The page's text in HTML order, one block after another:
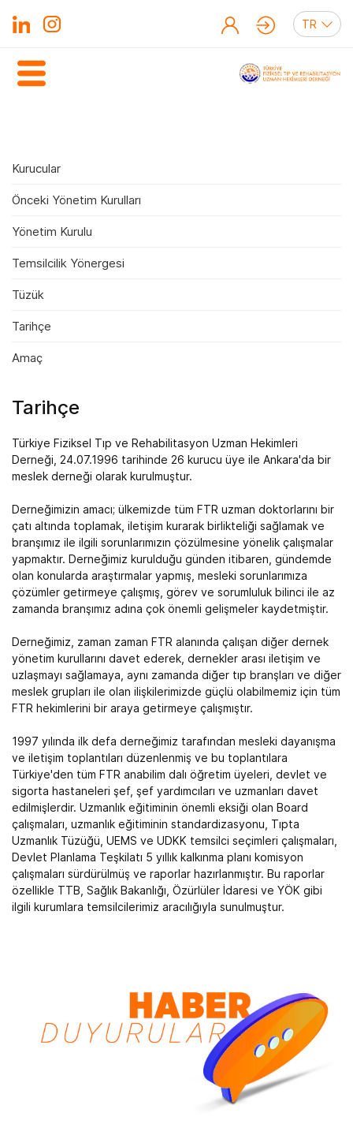
Kurucular
Önceki Yönetim Kurulları
Yönetim Kurulu
Temsilcilik Yönergesi
Tüzük
Tarihçe
Amaç
Tarihçe
Türkiye Fiziksel Tıp ve Rehabilitasyon Uzman Hekimleri
Derneği, 24.07.1996 tarihinde 26 kurucu üye ile Ankara'da bir
meslek derneği olarak kurulmuştur.
Derneğimizin amacı; ülkemizde tüm FTR uzman doktorlarını bir
çatı altında toplamak, iletişim kurarak birlikteliği sağlamak ve
branşımız ile ilgili sorunlarımızın çözülmesine yönelik çalışmalar
yapmaktır. Derneğimiz kurulduğu günden itibaren, gündemde
olan konularda araştırmalar yapmış, mesleki sorunlarımıza
çözümler getirmeye çalışmış, görev ve sorumluluk bilinci ile az
zamanda branşımız adına çok önemli gelişmeler kaydetmiştir.
Derneğimiz, zaman zaman FTR alanında çalışan diğer dernek
yönetim kurullarını davet ederek, dernekler arası iletişim ve
uzlaşmayı sağlamaya, aynı zamanda diğer tıp branşları ve diğer
meslek grupları ile olan ilişkilerimizde güçlü olabilmemiz için tüm
FTR hekimlerini bir araya getirmeye çalışmıştır.
1997 yılında ilk defa derneğimiz tarafından mesleki dayanışma
ve iletişim toplantıları düzenlenmiş ve bu toplantılara
Türkiye'den tüm FTR anabilim dalı öğretim üyeleri, devlet ve
sigorta hastaneleri şef, şef yardımcıları ve uzmanları davet
edilmişlerdir. Uzmanlık eğitiminin önemli eksiği olan Board
çalışmaları, uzmanlık eğitiminin standardizasyonu, Tıpta
Uzmanlık Tüzüğü, UEMS ve UDKK temsilci seçimleri çalışmaları,
Devlet Planlama Teşkilatı 5 yıllık kalkınma planı komisyon
çalışmaları sürdürülmüş ve raporlar hazırlanmıştır. Bu raporlar
özellikle TTB, Sağlık Bakanlığı, Özürlüler İdaresi ve YÖK gibi
ilgili kurumlara temsilcilerimiz aracılığıyla sunulmuştur.